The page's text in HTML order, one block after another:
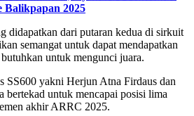
Balikpapan 2025
didapatkan dari putaran kedua di sirkuit
semangat untuk dapat mendapatkan
untuk mengunci juara.
SS600 yakni Herjun Atna Firdaus dan
bertekad untuk mencapai posisi lima
akhir ARRC 2025.